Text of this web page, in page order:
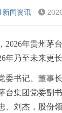
›
新闻资讯
2026年贵州茅
年乃至未来更
委书记 、董事
台集团党委副
、刘杰，股份